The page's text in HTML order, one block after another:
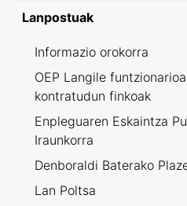
Lanpostuak
Informazio orokorra
OEP Langile
kontratudun finkoak
Enpleguaren Eskaintza
Iraunkorra
Denboraldi Baterako
Lan Poltsa